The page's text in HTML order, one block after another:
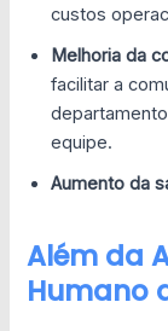
custos
Melhoria da
facilitar a
equipe.
Aumento da
Além da
Humano